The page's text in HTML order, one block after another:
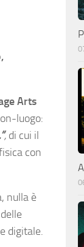
Arts
luogo:
,di cui il
con
nulla è
digitale.